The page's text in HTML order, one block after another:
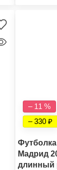
– 11 %
– 330
Мадрид
длинный